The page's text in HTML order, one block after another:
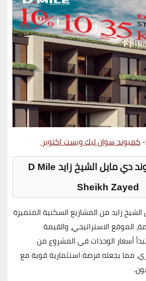
كمبوند سوان ليك ويست اكتوبر
أسعار كمبوند دي مايل الشيخ زايد D Mile
Sheikh Zayed
زايدمن المشاريع السكنية المتميزة
الموقع الاستراتيجي، والقيمة
أسعار الوحدات في المشروع من
، مما يجعله فرصة استثمارية قوية مع